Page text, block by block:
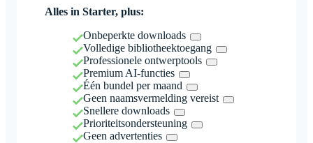
Alles in Starter, plus:
Onbeperkte downloads
Volledige bibliotheektoegang
Professionele ontwerptools
Premium AI-functies
Één bundel per maand
Geen naamsvermelding vereist
Snellere downloads
Prioriteitsondersteuning
Geen advertenties